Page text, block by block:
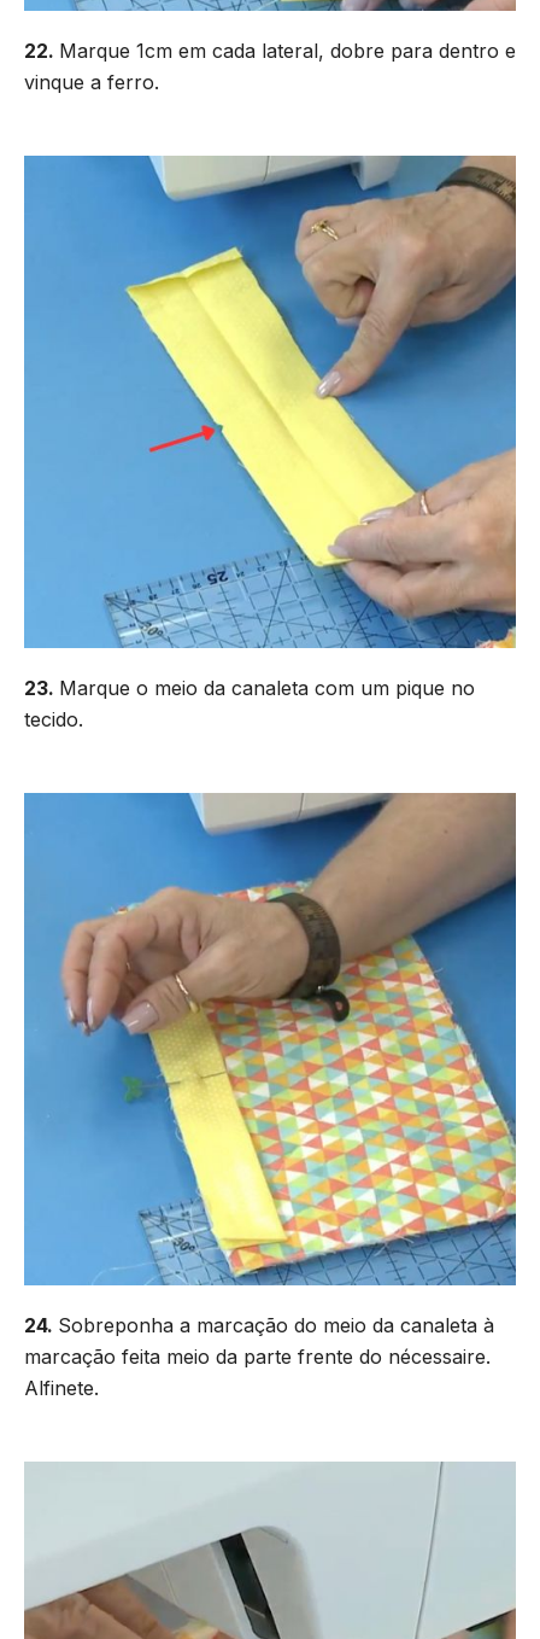
22. Marque 1cm em cada lateral, dobre para dentro e
vinque a ferro.
23. Marque o meio da canaleta com um pique no
tecido.
24. Sobreponha a marcação do meio da canaleta à
marcação feita meio da parte frente do nécessaire.
Alfinete.